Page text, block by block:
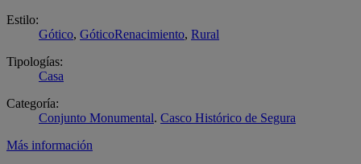
Estilo:
Gótico, GóticoRenacimiento, Rural
Tipologías:
Casa
Categoría:
Conjunto Monumental. Casco Histórico de Segura
Más información